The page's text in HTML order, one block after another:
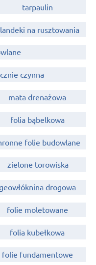
tarpaulin
na rusztowania
czynna
mata drenażowa
folia bąbelkowa
folie budowlane
zielone torowiska
drogowa
folie moletowane
folia kubełkowa
folie fundamentowe